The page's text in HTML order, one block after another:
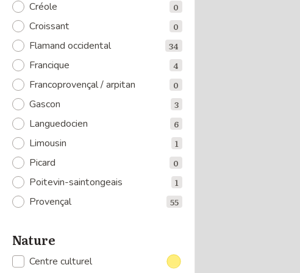
Créole 0
Croissant 0
Flamand occidental 34
Francique 4
Francoprovençal / arpitan 0
Gascon 3
Languedocien 6
Limousin 1
Picard 0
Poitevin-saintongeais 1
Provençal 55
Nature
Centre culturel